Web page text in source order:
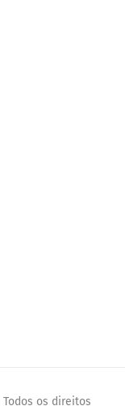
os direitos